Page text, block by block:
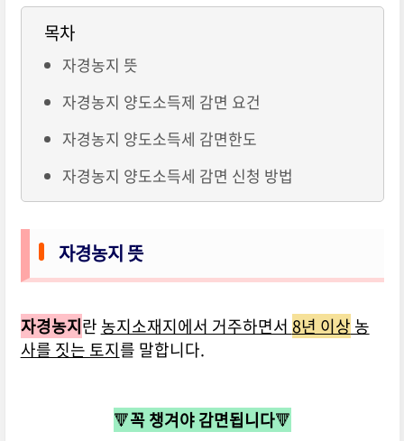
목차
자경농지 뜻
자경농지 양도소득제 감면 요건
자경농지 양도소득세 감면한도
자경농지 양도소득세 감면 신청 방법
자경농지 뜻
자경농지란 농지소재지에서 거주하면서 8년 이상 농
사를 짓는 토지를 말합니다.
🔻꼭 챙겨야 감면됩니다🔻